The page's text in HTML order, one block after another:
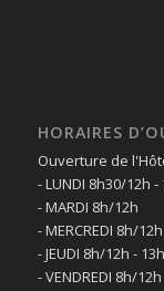
HORAIRES
Ouverture de
- LUNDI 8h30/12h
- MARDI 8h/12h
- MERCREDI 8h/
- JEUDI 8h/12h -
- VENDREDI 8h/12h